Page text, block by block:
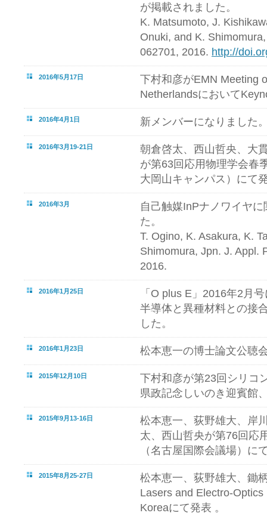
が掲載されました。
K. Matsumoto, J.
Onuki, and K.
062701, 2016. http://
2016年5月17日
下村和彦がEMN Meeting
Netherlandsにおいて
2016年4月1日 新メンバーになりました
2016年3月19-21日
朝倉啓太、西山哲央、大
が第63回応用物理学会春
大岡山キャンパス）にて
2016年3月
自己触媒InPナノワイヤ
た。
T. Ogino, K. Asakura, K.
Shimomura, Jpn. J. Appl.
2016.
2016年1月25日
「O plus E」2016年2月
半導体と異種材料との接
した。
2016年1月23日 松本恵一の博士論文公聴
2015年12月10日
下村和彦が第23回シリコ
県政記念しいのき迎賓館
2015年9月13-16日
松本恵一、荻野雄大、岸
太、西山哲央が第76回応
（名古屋国際会議場）に
2015年8月25-27日
松本恵一、荻野雄大、鋤
Lasers and Electro-
Koreaにて発表 。